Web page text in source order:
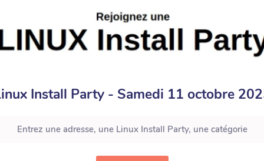
Install Party - Samedi 11 octobre